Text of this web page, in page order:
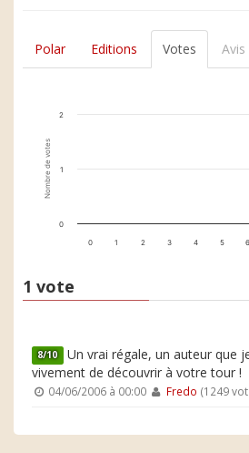
Polar Editions Votes Avis
Nombre de votes
0 1 2 3 4 5 6
0
1
2
1 vote
8/10 Un vrai régale, un auteur que
vivement de découvrir à votre tour !
04/06/2006 à 00:00 Fredo (1249